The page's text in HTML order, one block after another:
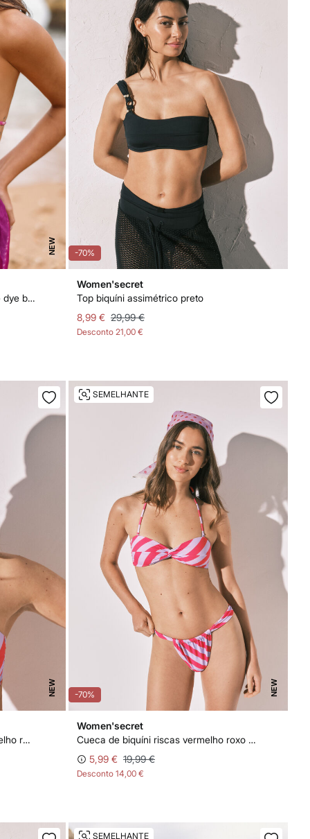
NEW
Top biquíni cortina estampado tie dye brilhante
-70%
Women'secret
Top biquíni assimétrico preto
8,99 € 29,99 €
Desconto 21,00 €
NEW
Top biquíni bandeau riscas vermelho roxo
-70% NEW
SEMELHANTE
Women'secret
Cueca de biquíni riscas vermelho roxo efeito U
5,99 € 19,99 €
Desconto 14,00 €
SEMELHANTE